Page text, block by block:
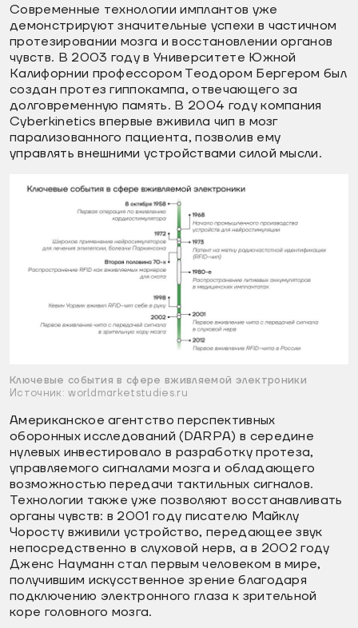
Современные технологии имплантов уже
демонстрируют значительные успехи в частичном
протезировании мозга и восстановлении органов
чувств. В 2003 году в Университете Южной
Калифорнии профессором Теодором Бергером был
создан протез гиппокампа, отвечающего за
долговременную память. В 2004 году компания
Cyberkinetics впервые вживила чип в мозг
парализованного пациента, позволив ему
управлять внешними устройствами силой мысли.
Ключевые события в сфере вживляемой электроники
Источник: worldmarketstudies.ru
Американское агентство перспективных
оборонных исследований (DARPA) в середине
нулевых инвестировало в разработку протеза,
управляемого сигналами мозга и обладающего
возможностью передачи тактильных сигналов.
Технологии также уже позволяют восстанавливать
органы чувств: в 2001 году писателю Майклу
Чоросту вживили устройство, передающее звук
непосредственно в слуховой нерв, а в 2002 году
Дженс Науманн стал первым человеком в мире,
получившим искусственное зрение благодаря
подключению электронного глаза к зрительной
коре головного мозга.